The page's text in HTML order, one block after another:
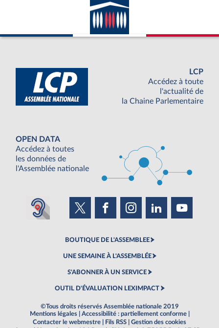
LCP
Accédez à toute
l'actualité de
la Chaine Parlementaire
OPEN DATA
Accédez à toutes
les données de
l'Assemblée nationale
BOUTIQUE DE L'ASSEMBLEE
UNE SEMAINE À L'ASSEMBLÉE
S'ABONNER À UN SERVICE
OUTIL D'ÉVALUATION LEXIMPACT
©Tous droits réservés Assemblée nationale 2019
Mentions légales
Accessibilité : partiellement conforme
Contacter le webmestre
Fils RSS
Gestion des cookies